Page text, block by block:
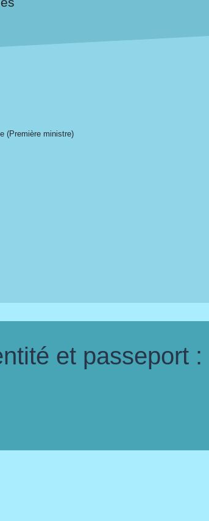
(Première ministre)
et passeport